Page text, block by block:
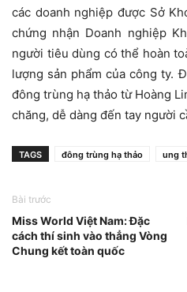
các doanh nghiệp được Sở
chứng nhận Doanh nghiệp
người tiêu dùng có thể hoàn
lượng sản phẩm của công ty.
đông trùng hạ thảo từ Hoàng
chăng, dễ dàng đến tay người
TAGS đông trùng hạ thảo ung
Bài trước
Miss World Việt Nam: Đặc
cách thí sinh vào thẳng Vòng
Chung kết toàn quốc